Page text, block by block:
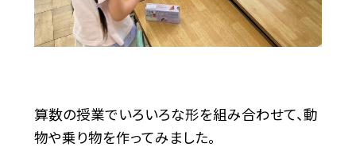
算数の授業でいろいろな形を組み合わせて、動
物や乗り物を作ってみました。